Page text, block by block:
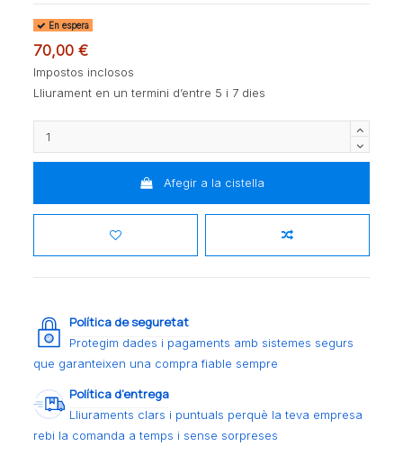
En espera
70,00 €
Impostos inclosos
Lliurament en un termini d’entre 5 i 7 dies
Afegir a la cistella
Política de seguretat
Protegim dades i pagaments amb sistemes segurs
que garanteixen una compra fiable sempre
Política d’entrega
Lliuraments clars i puntuals perquè la teva empresa
rebi la comanda a temps i sense sorpreses